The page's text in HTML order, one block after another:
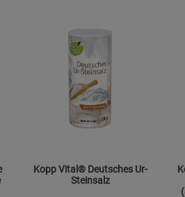
Kopp Vital® Deutsches Ur-
Steinsalz